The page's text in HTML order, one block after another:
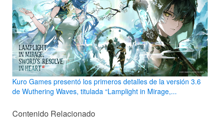
Kuro Games presentó los primeros detalles de la versión 3.6
de Wuthering Waves, titulada “Lamplight in Mirage,...
Contenido Relacionado